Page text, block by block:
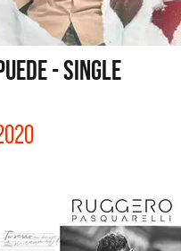
- SINGLE